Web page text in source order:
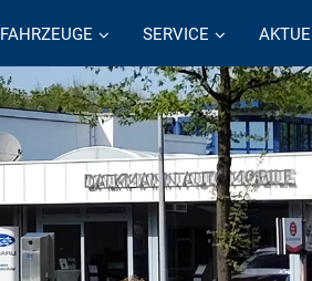
FAHRZEUGE SERVICE